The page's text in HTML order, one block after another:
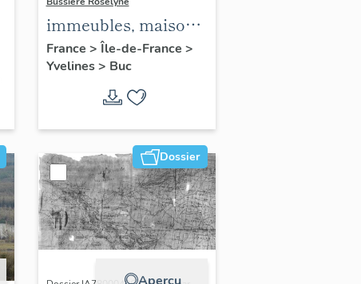
immeubles, maisons,
fermes
France > Île-de-France >
Yvelines> Buc
Dossier